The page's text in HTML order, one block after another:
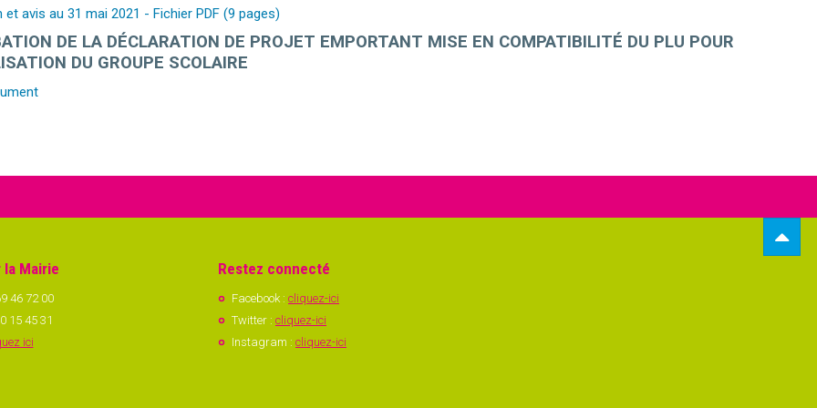
et avis au 31 mai 2021 - Fichier PDF (9 pages)
DE LA DÉCLARATION DE PROJET EMPORTANT MISE EN COMPATIBILITÉ DU PLU POUR
DU GROUPE SCOLAIRE
Mairie
46 72 00
15 45 31
ici
Restez connecté
Facebook : cliquez-ici
Twitter : cliquez-ici
Instagram : cliquez-ici